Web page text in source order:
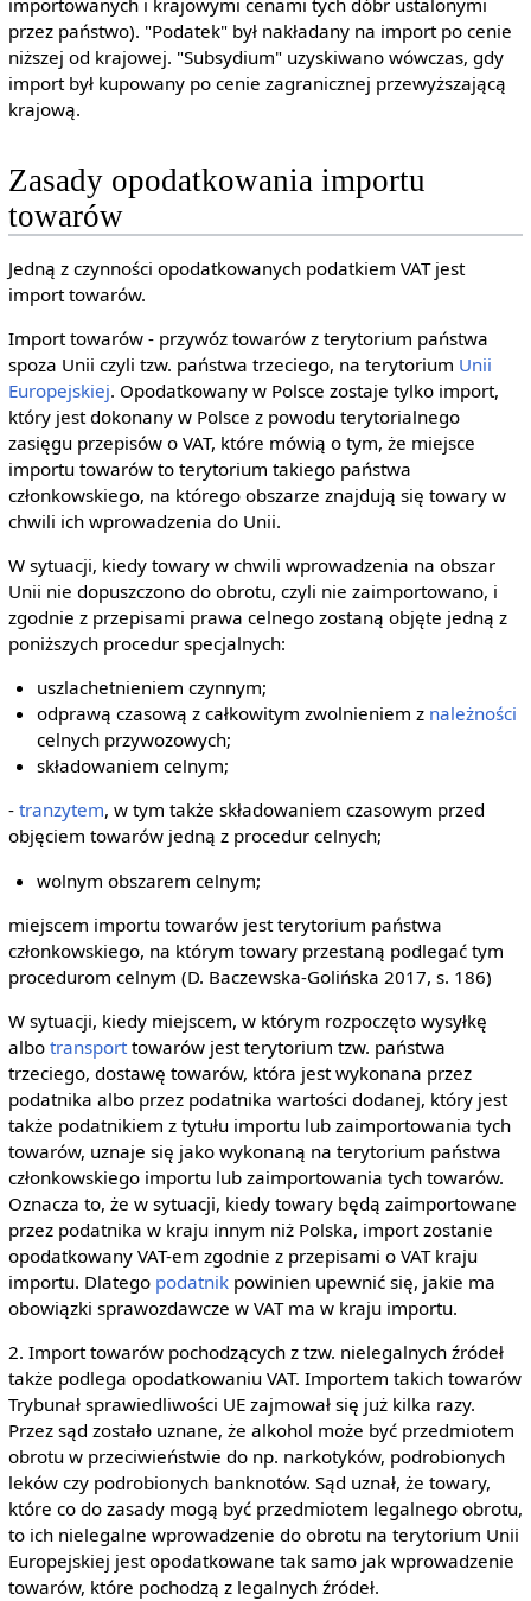
importowanych i krajowymi cenami tych dóbr ustalonymi
przez państwo). "Podatek" był nakładany na import po cenie
niższej od krajowej. "Subsydium" uzyskiwano wówczas, gdy
import był kupowany po cenie zagranicznej przewyższającą
krajową.
Zasady opodatkowania importu
towarów
Jedną z czynności opodatkowanych podatkiem VAT jest
import towarów.
Import towarów - przywóz towarów z terytorium państwa
spoza Unii czyli tzw. państwa trzeciego, na terytorium Unii
Europejskiej. Opodatkowany w Polsce zostaje tylko import,
który jest dokonany w Polsce z powodu terytorialnego
zasięgu przepisów o VAT, które mówią o tym, że miejsce
importu towarów to terytorium takiego państwa
członkowskiego, na którego obszarze znajdują się towary w
chwili ich wprowadzenia do Unii.
W sytuacji, kiedy towary w chwili wprowadzenia na obszar
Unii nie dopuszczono do obrotu, czyli nie zaimportowano, i
zgodnie z przepisami prawa celnego zostaną objęte jedną z
poniższych procedur specjalnych:
uszlachetnieniem czynnym;
odprawą czasową z całkowitym zwolnieniem z należności
celnych przywozowych;
składowaniem celnym;
-tranzytem, w tym także składowaniem czasowym przed
objęciem towarów jedną z procedur celnych;
wolnym obszarem celnym;
miejscem importu towarów jest terytorium państwa
członkowskiego, na którym towary przestaną podlegać tym
procedurom celnym (D. Baczewska-Golińska 2017, s. 186)
W sytuacji, kiedy miejscem, w którym rozpoczęto wysyłkę
albo transporttowarów jest terytorium tzw. państwa
trzeciego, dostawę towarów, która jest wykonana przez
podatnika albo przez podatnika wartości dodanej, który jest
także podatnikiem z tytułu importu lub zaimportowania tych
towarów, uznaje się jako wykonaną na terytorium państwa
członkowskiego importu lub zaimportowania tych towarów.
Oznacza to, że w sytuacji, kiedy towary będą zaimportowane
przez podatnika w kraju innym niż Polska, import zostanie
opodatkowany VAT-em zgodnie z przepisami o VAT kraju
importu. Dlatego podatnikpowinien upewnić się, jakie ma
obowiązki sprawozdawcze w VAT ma w kraju importu.
2. Import towarów pochodzących z tzw. nielegalnych źródeł
także podlega opodatkowaniu VAT. Importem takich towarów
Trybunał sprawiedliwości UE zajmował się już kilka razy.
Przez sąd zostało uznane, że alkohol może być przedmiotem
obrotu w przeciwieństwie do np. narkotyków, podrobionych
leków czy podrobionych banknotów. Sąd uznał, że towary,
które co do zasady mogą być przedmiotem legalnego obrotu,
to ich nielegalne wprowadzenie do obrotu na terytorium Unii
Europejskiej jest opodatkowane tak samo jak wprowadzenie
towarów, które pochodzą z legalnych źródeł.